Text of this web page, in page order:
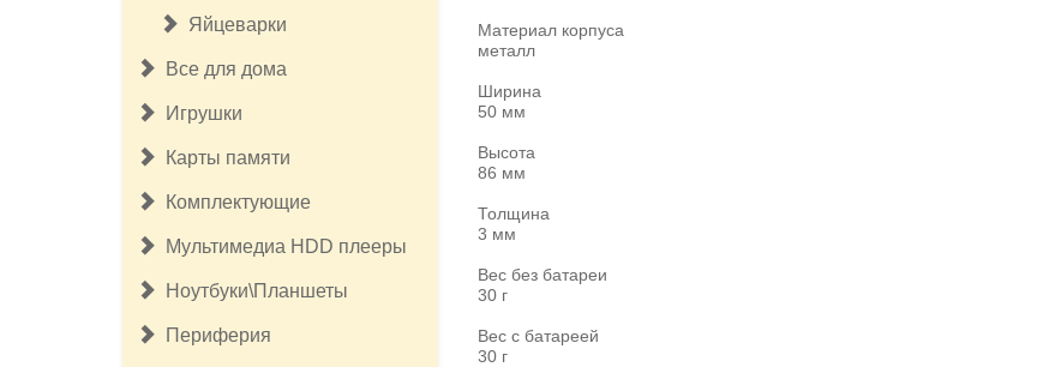
Яйцеварки
Все для дома
Игрушки
Карты памяти
Комплектующие
Мультимедиа HDD плееры
Ноутбуки\Планшеты
Периферия
Материал корпуса
металл
Ширина
50 мм
Высота
86 мм
Толщина
3 мм
Вес без батареи
30 г
Вес с батареей
30 г